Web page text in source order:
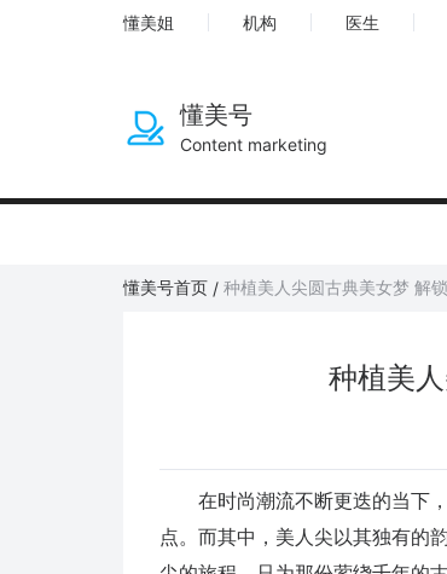
懂美姐 机构 医生
懂美号
Content marketing
懂美号首页 / 种植美人尖圆古典美女梦 解
种植美
在时尚潮流不断更迭的当下，
点。而其中，美人尖以其独有的